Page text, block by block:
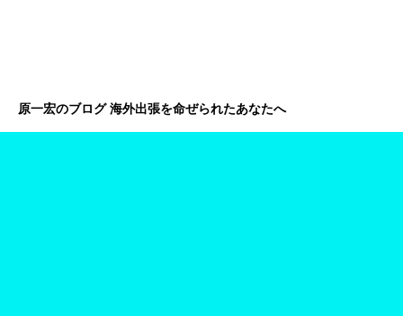
原一宏のブログ 海外出張を命ぜられたあなたへ